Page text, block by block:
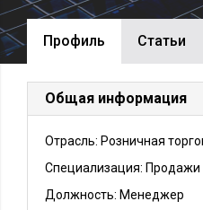
Профиль Cтатьи
Общая информация
Отрасль: Розничная
Специализация: Продажи
Должность: Менеджер